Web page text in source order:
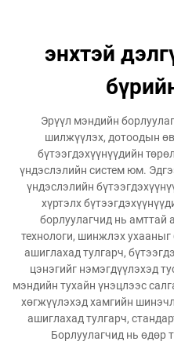
энхтэй
Эрүүл мэндийн
шилжүүлэх, дотоодын
бүтээгдэхүүнүүдийн
үндэслэлийн систем юм.
үндэслэлийн
хүртэлх
борлуулагчид нь амттай
технологи, шинжлэх
ашиглахад тулгарч,
цэнэгийг нэмэгдүүлэхэд
мэндийн тухайн үнэцлээс
хөгжүүлэхэд хамгийн
ашиглахад тулгарч,
Борлуулагчид нь өдөр